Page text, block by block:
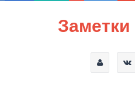
Заметки